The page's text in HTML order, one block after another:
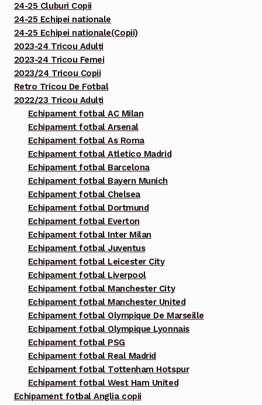
24-25 Cluburi Copii
24-25 Echipei nationale
24-25 Echipei nationale(Copii)
2023-24 Tricou Adulți
2023-24 Tricou Femei
2023/24 Tricou Copii
Retro Tricou De Fotbal
2022/23 Tricou Adulți
Echipament fotbal AC Milan
Echipament fotbal Arsenal
Echipament fotbal As Roma
Echipament fotbal Atletico Madrid
Echipament fotbal Barcelona
Echipament fotbal Bayern Munich
Echipament fotbal Chelsea
Echipament fotbal Dortmund
Echipament fotbal Everton
Echipament fotbal Inter Milan
Echipament fotbal Juventus
Echipament fotbal Leicester City
Echipament fotbal Liverpool
Echipament fotbal Manchester City
Echipament fotbal Manchester United
Echipament fotbal Olympique De Marseille
Echipament fotbal Olympique Lyonnais
Echipament fotbal PSG
Echipament fotbal Real Madrid
Echipament fotbal Tottenham Hotspur
Echipament fotbal West Ham United
Echipament fotbal Anglia copii